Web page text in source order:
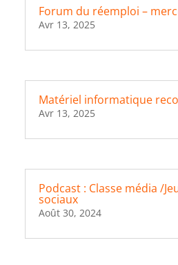
Forum du réemploi –
Avr 13, 2025
Matériel informatique
Avr 13, 2025
Podcast : Classe média /
sociaux
Août 30, 2024